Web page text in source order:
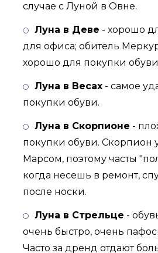
случае с Луной в Овне.
Луна в Деве - хорошо
для офиса; обитель
хорошо для покупки
Луна в Весах - самое
покупки обуви.
Луна в Скорпионе -
покупки обуви. Скорпион
Марсом, поэтому часты
когда несешь в ремонт,
после носки.
Луна в Стрельце -
очень быстро, очень
Часто за дренд отдают